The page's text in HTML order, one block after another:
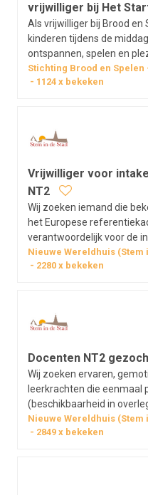
vrijwilliger bij Het
Als vrijwilliger bij Brood en
kinderen tijdens de
ontspannen, spelen en
op het schoolplein, houdt
veilig samenspel. Met
Stichting Brood en Spelen
1124 x bekeken
Vrijwilliger voor
NT2
Wij zoeken iemand die
het Europese
verantwoordelijk voor de
Tevens heeft deze
controle functie ten
Nieuwe Wereldhuis (Stem
2280 x bekeken
Docenten NT2
Wij zoeken ervaren,
leerkrachten die eenmaal
(beschikbaarheid in
met het werken met vluchtelingen.
zelfstandige job met een
Nieuwe Wereldhuis (Stem
2849 x bekeken